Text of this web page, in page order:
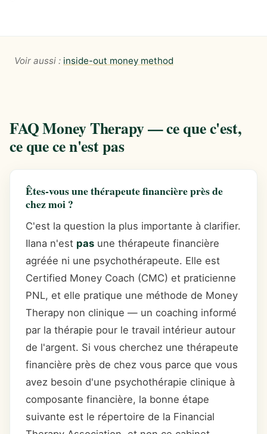
Voir aussi : inside-out money method
FAQ Money Therapy — ce que c'est,
ce que ce n'est pas
Êtes-vous une thérapeute financière près de
chez moi ?
C'est la question la plus importante à clarifier.
Ilana n'est pas une thérapeute financière
agréée ni une psychothérapeute. Elle est
Certified Money Coach (CMC) et praticienne
PNL, et elle pratique une méthode de Money
Therapy non clinique — un coaching informé
par la thérapie pour le travail intérieur autour
de l'argent. Si vous cherchez une thérapeute
financière près de chez vous parce que vous
avez besoin d'une psychothérapie clinique à
composante financière, la bonne étape
suivante est le répertoire de la Financial